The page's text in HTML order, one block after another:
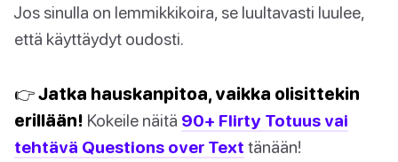
Jos sinulla on lemmikkikoira, se luultavasti luulee,
että käyttäydyt oudosti.
👉 Jatka hauskanpitoa, vaikka olisittekin
erillään! Kokeile näitä 90+ Flirty Totuus vai
tehtävä Questions over Text tänään!